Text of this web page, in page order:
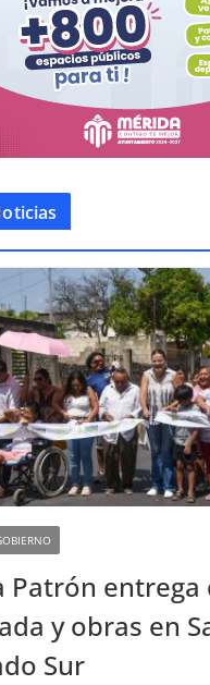
Patrón entrega
y obras en
Sur